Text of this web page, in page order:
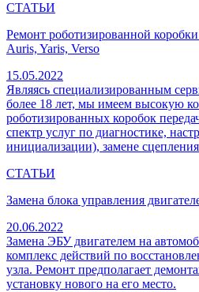
СТАТЬИ
Ремонт роботизированной
Auris, Yaris, Verso
15.05.2022
Являясь специализированным
более 18 лет, мы имеем высокую
роботизированных коробок
спектр услуг по диагностике,
инициализации), замене
СТАТЬИ
Замена блока управления
20.06.2022
Замена ЭБУ двигателем на
комплекс действий по
узла. Ремонт предполагает
установку нового на его место.